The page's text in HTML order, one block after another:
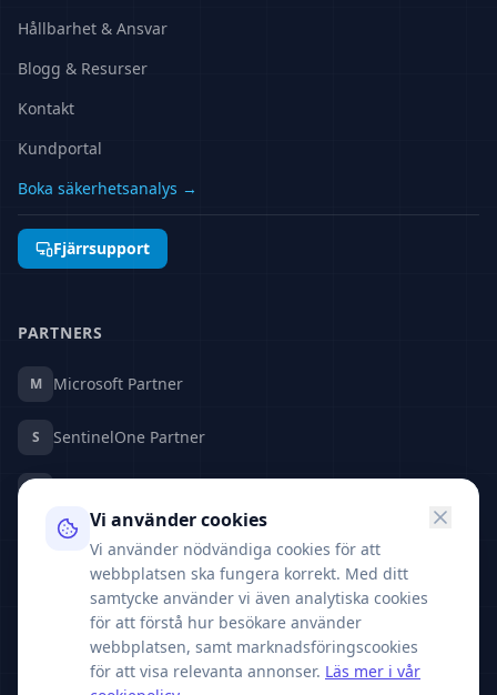
Hållbarhet & Ansvar
Blogg & Resurser
Kontakt
Kundportal
Boka säkerhetsanalys →
Fjärrsupport
PARTNERS
M Microsoft Partner
S SentinelOne Partner
ZeroSSL Partner
SAMARBETSPARTNER
HJ TECH AB
Höjdrodergatan 5, 212 39 Malmö
Vi använder cookies
Vi använder nödvändiga cookies för att
webbplatsen ska fungera korrekt. Med ditt
samtycke använder vi även analytiska cookies
för att förstå hur besökare använder
webbplatsen, samt marknadsföringscookies
för att visa relevanta annonser. Läs mer i vår